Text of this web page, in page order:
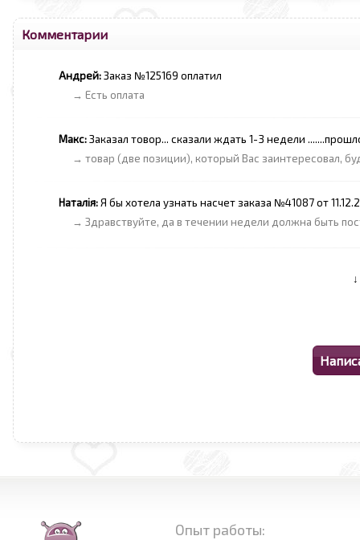
Комментарии
Андрей:Заказ №125169 оплатил
→ Есть оплата
Макс:Заказал товор... сказали ждать 1-3 недели
→ товар (две позиции), который Вас заинтересовал,
Наталія:Я бы хотела узнать насчет заказа №41087 от
→ Здравствуйте, да в течении недели должна быть
↓
Опыт работы: